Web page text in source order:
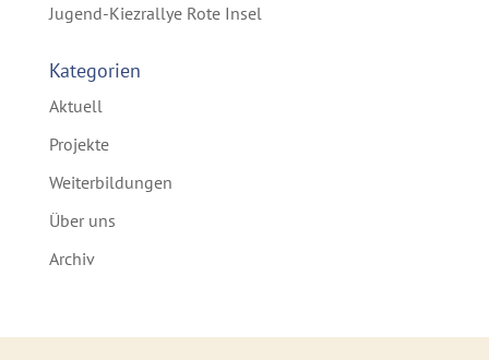
Jugend-Kiezrallye Rote Insel
Kategorien
Aktuell
Projekte
Weiterbildungen
Über uns
Archiv